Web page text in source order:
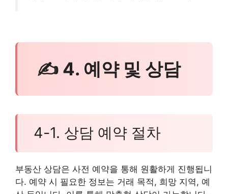
✍ 4. 예약 및 상담
4-1. 상담 예약 절차
부동산 상담은 사전 예약을 통해 원활하게 진행됩니
다. 예약 시 필요한 정보는 거래 목적, 희망 지역, 예